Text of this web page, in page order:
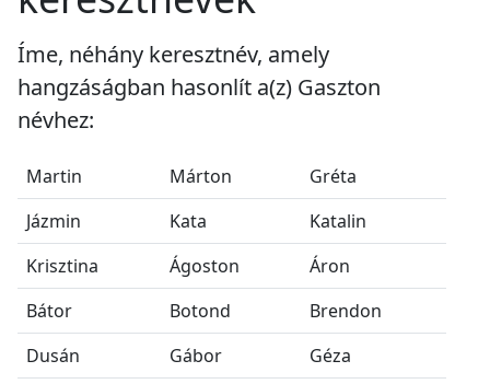
Íme, néhány keresztnév, amely
hangzáságban hasonlít a(z) Gaszton
névhez:
Martin Márton
Gréta
Jázmin
Kata
Katalin
Krisztina
Ágoston
Áron
Bátor
Botond
Brendon
Dusán
Gábor Géza